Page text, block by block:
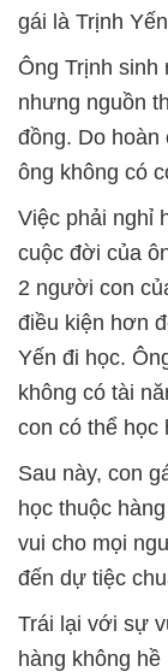
gái là Trịnh
Ông Trịnh
nhưng nguồn
đồng. Do hoàn
ông không có
Việc phải nghỉ
cuộc đời của
2 người con
điều kiện hơn
Yến đi học.
không có tài
con có thể học
Sau này, con
học thuộc
vui cho mọi
đến dự tiệc
Trái lại với sự
hàng không